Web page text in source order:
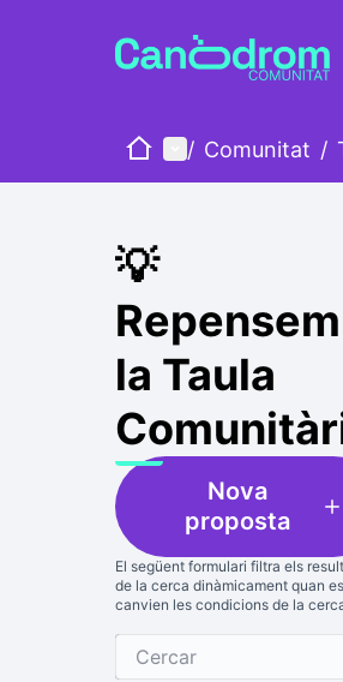
IniciMenú principal
/ Comunitat /
💡
Repensem
la Taula
Nova
proposta
El següent formulari filtra els
de la cerca dinàmicament quan es
canvien les condicions de la